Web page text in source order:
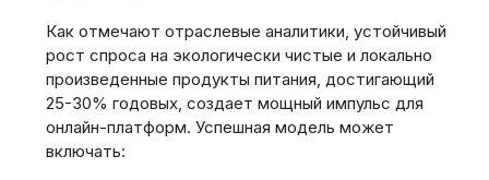
Как отмечают отраслевые аналитики, устойчивый
рост спроса на экологически чистые и локально
произведенные продукты питания, достигающий
25-30% годовых, создает мощный импульс для
онлайн-платформ. Успешная модель может
включать: